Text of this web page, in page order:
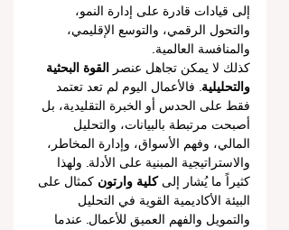
إلى قيادات قادرة على إدارة النمو،
والتحول الرقمي، والتوسع الإقليمي،
والمنافسة العالمية.
كذلك لا يمكن تجاهل عنصر
القوة البحثية
والتحليلية . فالأعمال اليوم لم تعد تعتمد
فقط على الحدس أو الخبرة التقليدية، بل
أصبحت مرتبطة بالبيانات، والتحليل
المالي، وفهم الأسواق، وإدارة المخاطر،
والاستراتيجية المبنية على الأدلة. ولهذا
كثيراً ما يُشار إلى كلية وارتون كمثال على
البيئة الأكاديمية القوية في التحليل
والتمويل والفهم العميق للأعمال. عندما